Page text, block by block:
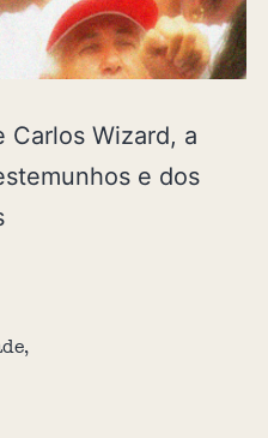
Carlos Wizard, a
e dos
,